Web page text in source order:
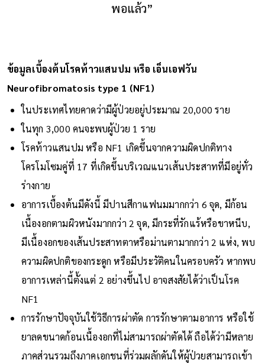
พอแล้ว”
ข้อมูลเบื้องต้นโรคท้าวแสนปม หรือ เอ็นเอฟวัน
Neurofibromatosis type 1 (NF1)
ในประเทศไทยคาดว่ามีผู้ป่วยอยู่ประมาณ 20,000 ราย
ในทุก 3,000 คนจะพบผู้ป่วย 1 ราย
โรคท้าวแสนปม หรือ NF1 เกิดขึ้นจากความผิดปกติทาง
โครโมโซมคู่ที่ 17 ที่เกิดขึ้นบริเวณแนวเส้นประสาทที่มีอยู่ทั่ว
ร่างกาย
อาการเบื้องต้นมีดังนี้ มีปานสีกาแฟนมมากกว่า 6 จุด, มีก้อน
เนื้องอกตามผิวหนังมากกว่า 2 จุด, มีกระที่รักแร้หรือขาหนีบ,
มีเนื้องอกของเส้นประสาทตาหรือม่านตามากกว่า 2 แห่ง, พบ
ความผิดปกติของกระดูก หรือมีประวัติคนในครอบครัว หากพบ
อาการเหล่านี้ตั้งแต่ 2 อย่างขึ้นไป อาจสงสัยได้ว่าเป็นโรค
NF1
การรักษาปัจจุบันใช้วิธีการผ่าตัด การรักษาตามอาการ หรือใช้
ยาลดขนาดก้อนเนื้องอกที่ไม่สามารถผ่าตัดได้ ถือได้ว่ามีหลาย
ภาคส่วนรวมถึงภาคเอกชนที่ร่วมผลักดันให้ผู้ป่วยสามารถเข้า